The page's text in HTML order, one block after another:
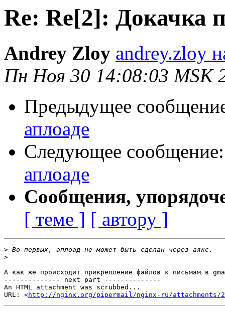
Re: Re[2]: Докачка
Andrey Zloy andrey.zloy
Пн Ноя 30 14:08:03 MSK
Предыдущее
аплоаде
Следующее
аплоаде
Сообщения,
[ теме ] [ автору ]
>
>
А как же происходит прикрепление файлов к письмам в
-------------- next part --------------
An HTML attachment was scrubbed...
URL: <http://nginx.org/pipermail/nginx-ru/attachments/